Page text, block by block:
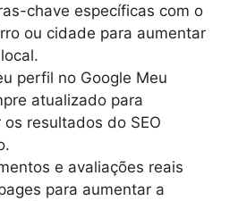
chave específicas com o
ou cidade para aumentar
perfil no Google Meu
atualizado para
resultados do SEO
e avaliações reais
para aumentar a